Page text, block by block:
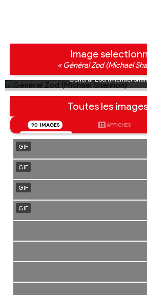
Image
« Général Zod (Michael
Général Zod (Michael
Toutes les
90 IMAGES 15 AFFICHES